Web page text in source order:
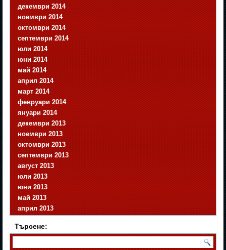
декември 2014
ноември 2014
октомври 2014
септември 2014
юли 2014
юни 2014
май 2014
април 2014
март 2014
февруари 2014
януари 2014
декември 2013
ноември 2013
октомври 2013
септември 2013
август 2013
юли 2013
юни 2013
май 2013
април 2013
Търсене: